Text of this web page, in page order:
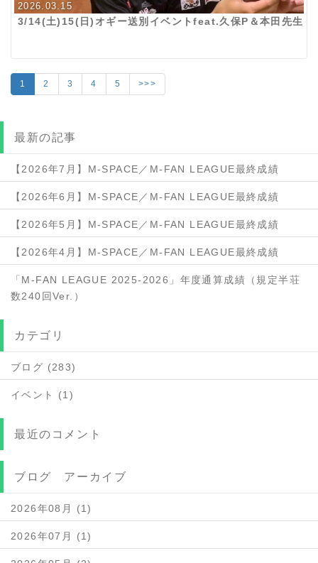
2026.03.15
3/14(土)15(日)オギー送別イベントfeat.久保P＆本田先生
1 2 3 4 5 >>>
最新の記事
【2026年7月】M-SPACE／M-FAN LEAGUE最終成績
【2026年6月】M-SPACE／M-FAN LEAGUE最終成績
【2026年5月】M-SPACE／M-FAN LEAGUE最終成績
【2026年4月】M-SPACE／M-FAN LEAGUE最終成績
「M-FAN LEAGUE 2025-2026」年度通算成績（規定半荘
数240回Ver.）
カテゴリ
ブログ (283)
イベント (1)
最近のコメント
ブログ アーカイブ
2026年08月 (1)
2026年07月 (1)